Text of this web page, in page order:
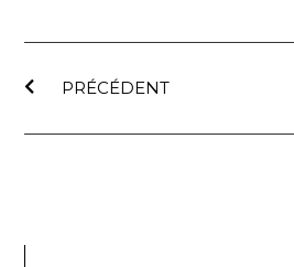
PRÉCÉDENT